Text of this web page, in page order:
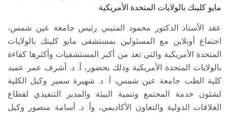
مايو كلينك بالولايات المتحدة الأمريكية
عقد الأستاذ الدكتور محمود المتيني رئيس جامعة عين شمس،
اجتماع أونلاين مع المسئولين بمستشفى مايو كلينك بالولايات
المتحدة الأمريكية والتي تعد من أكبر المستشفيات وأكثرها كفاءة
بالولايات المتحدة الأمريكية وذلك بحضور، أ. د. أشرف عمر عميد
كلية الطب جامعة عين شمس، أ. د. شهيرة سمير وكيل الكلية
لشئون خدمة المجتمع وتنمية البيئة والمدير التنفيذي لقطاع
العلاقات الدولية والتعاون الأكاديمي، وأ. د. أسامة منصور وكيل